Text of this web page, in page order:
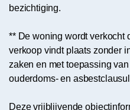
bezichtiging.
** De woning wordt verkocht
verkoop vindt plaats zonder
zaken en met toepassing
ouderdoms- en
Deze vrijblijvende